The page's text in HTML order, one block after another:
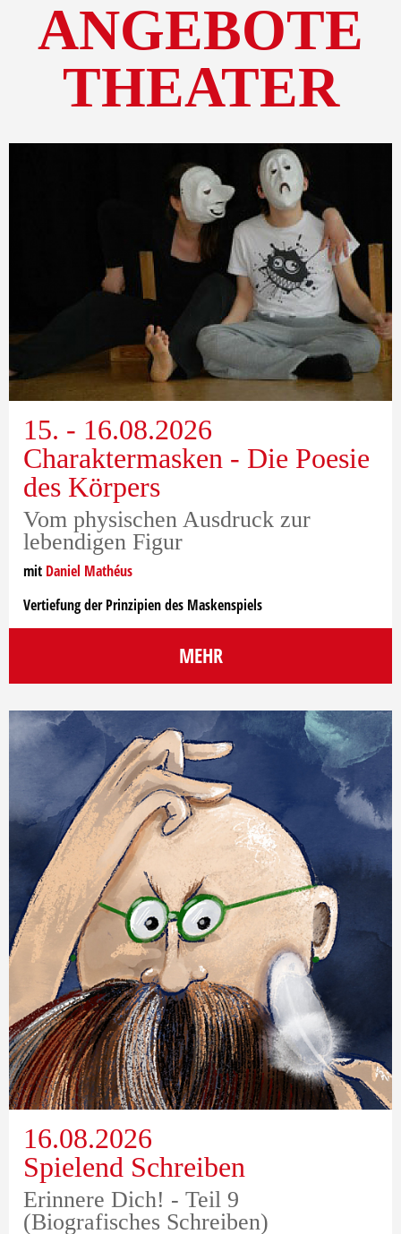
ANGEBOTE
THEATER
15. - 16.08.2026
Charaktermasken - Die Poesie
des Körpers
Vom physischen Ausdruck zur
lebendigen Figur
mit Daniel Mathéus
Vertiefung der Prinzipien des Maskenspiels
MEHR
16.08.2026
Spielend Schreiben
Erinnere Dich! - Teil 9
(Biografisches Schreiben)